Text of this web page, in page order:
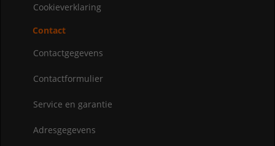
Cookieverklaring
Contact
Contactgegevens
Contactformulier
Service en garantie
Adresgegevens